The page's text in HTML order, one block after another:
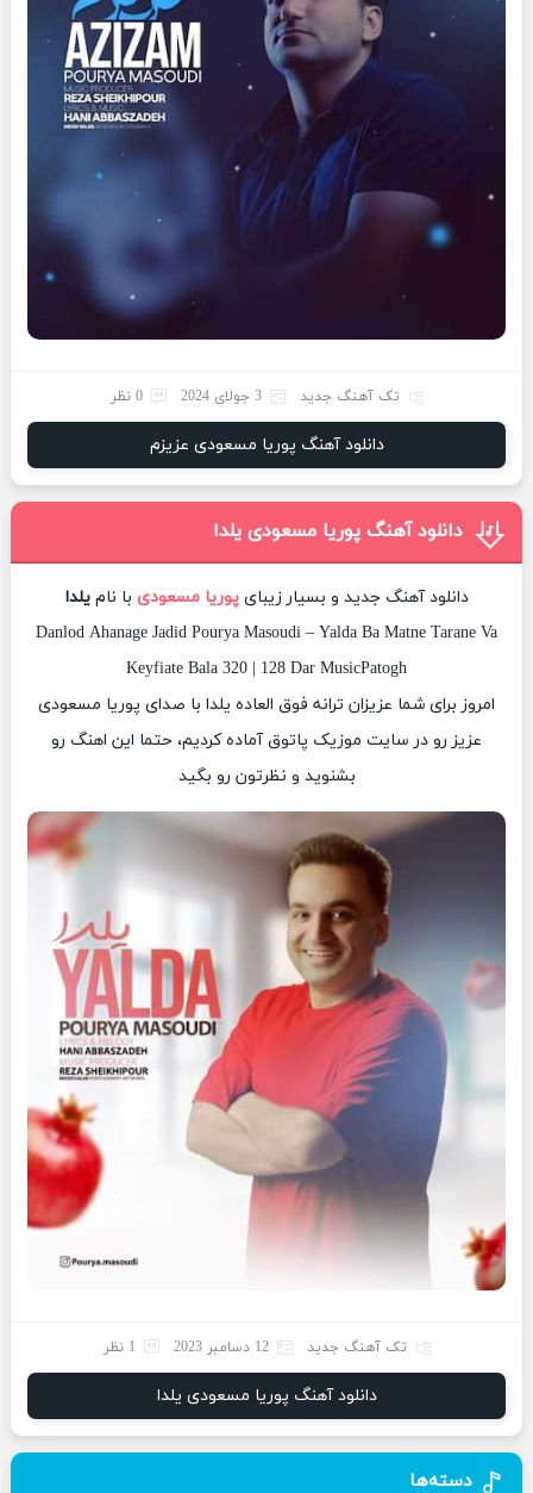
تک آهنگ جدید 3 جولای 2024 0 نظر
دانلود آهنگ پوریا مسعودی عزیزم
دانلود آهنگ پوریا مسعودی یلدا
دانلود آهنگ جدید و بسیار زیبایپوریا مسعودی با نامیلدا
Danlod Ahanage Jadid Pourya Masoudi – Yalda Ba Matne Tarane Va
Keyfiate Bala 320 | 128 Dar MusicPatogh
امروز برای شما عزیزان ترانه فوق العاده یلدا با صدای پوریا مسعودی
عزیز رو در سایت موزیک پاتوق آماده کردیم، حتما این اهنگ رو
بشنوید و نظرتون رو بگید
تک آهنگ جدید 12 دسامبر 2023 1 نظر
دانلود آهنگ پوریا مسعودی یلدا
دسته‌ها